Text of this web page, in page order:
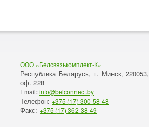
ООО «Белсвязькомплект-К»
Республика Беларусь, г. Минск, 220053,
оф. 228
Email:info@belconnect.by
Телефон: +375 (17) 300-58-48
Факс: +375 (17) 362-38-49